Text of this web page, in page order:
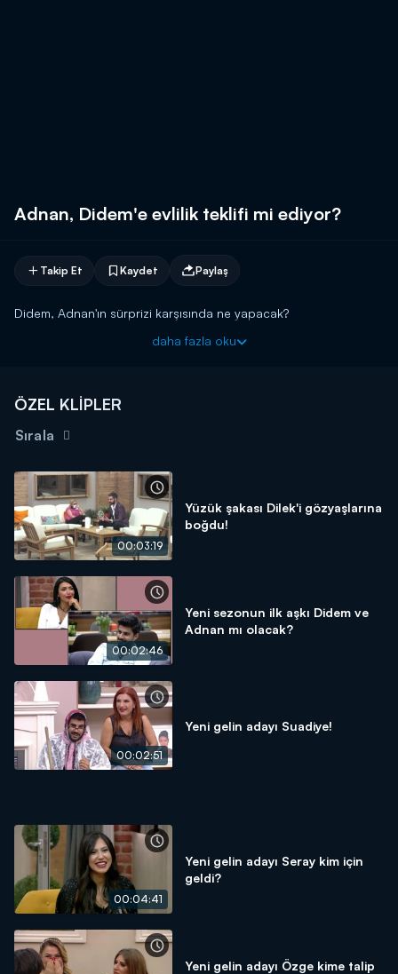
Adnan, Didem'e evlilik teklifi mi ediyor?
Takip Et Kaydet Paylaş
Didem, Adnan'ın sürprizi karşısında ne yapacak?
daha fazla oku
ÖZEL KLİPLER
Sırala
00:03:19
Yüzük şakası Dilek'i gözyaşlarına
boğdu!
00:02:46
Yeni sezonun ilk aşkı Didem ve
Adnan mı olacak?
00:02:51
Yeni gelin adayı Suadiye!
00:04:41
Yeni gelin adayı Seray kim için
geldi?
Yeni gelin adayı Özge kime talip